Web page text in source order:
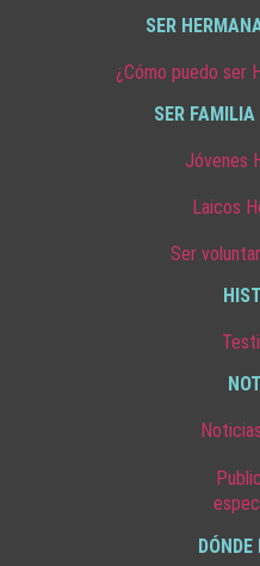
SER
¿Cómo puedo ser
SER
Jóvenes
Laicos
Ser